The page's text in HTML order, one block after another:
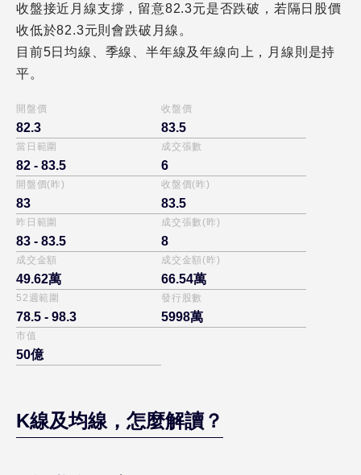
收盤接近月線支撐，留意82.3元是否跌破，若隔日股價
收低於82.3元則會跌破月線。
目前5日均線、季線、半年線及年線向上，月線則是持
平。
開盤價
82.3
收盤價
83.5
當日範圍
82 - 83.5
成交張數
6
開盤價(昨)
83
收盤價(昨)
83.5
昨日範圍
83 - 83.5
成交張數(昨)
8
成交金額
49.62萬
成交金額(昨)
66.54萬
52週範圍
78.5 - 98.3
發行股數
5998萬
市值
50億
K線及均線 ，怎麼解讀？